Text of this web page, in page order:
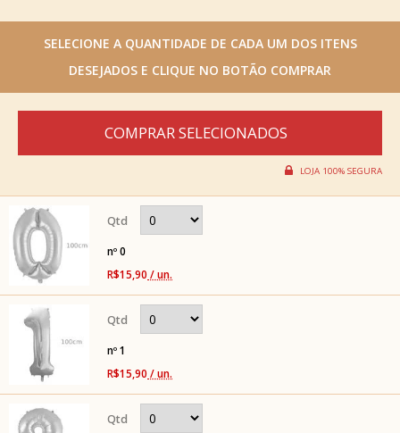
nº 0
R$15,90 / un.
nº 1
R$15,90 / un.